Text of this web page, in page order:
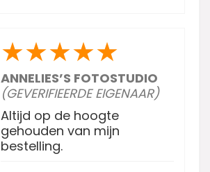
★★★★★
ANNELIES’S FOTOSTUDIO
(GEVERIFIEERDE EIGENAAR)
Altijd op de hoogte
gehouden van mijn
bestelling.